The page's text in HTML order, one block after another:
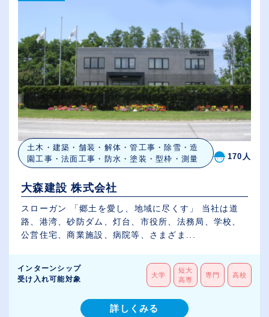
土木・建築・舗装・解体・管工事・除雪・造
園工事・法面工事・防水・塗装・型枠・測量
170人
大森建設 株式会社
スローガン 「郷土を愛し、地域に尽くす」 当社は道
路、港湾、砂防ダム、灯台、市役所、法務局、学校、
公営住宅、商業施設、病院等、さまざま...
インターンシップ
受け入れ可能対象
大学
短大
高専
専門 高校
詳しくみる